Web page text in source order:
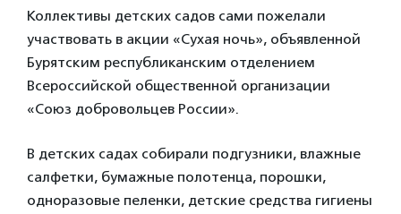
Коллективы детских садов сами пожелали
участвовать в акции «Сухая ночь», объявленной
Бурятским республиканским отделением
Всероссийской общественной организации
«Союз добровольцев России».
В детских садах собирали подгузники, влажные
салфетки, бумажные полотенца, порошки,
одноразовые пеленки, детские средства гигиены